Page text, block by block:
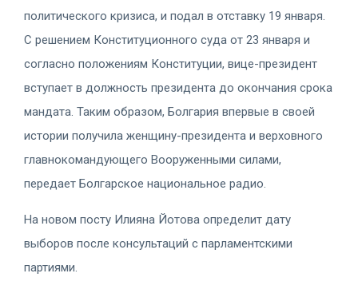
политического кризиса, и подал в отставку 19 января.
С решением Конституционного суда от 23 января и
согласно положениям Конституции, вице-президент
вступает в должность президента до окончания срока
мандата. Таким образом, Болгария впервые в своей
истории получила женщину-президента и верховного
главнокомандующего Вооруженными силами,
передает Болгарское национальное радио.
На новом посту Илияна Йотова определит дату
выборов после консультаций с парламентскими
партиями.